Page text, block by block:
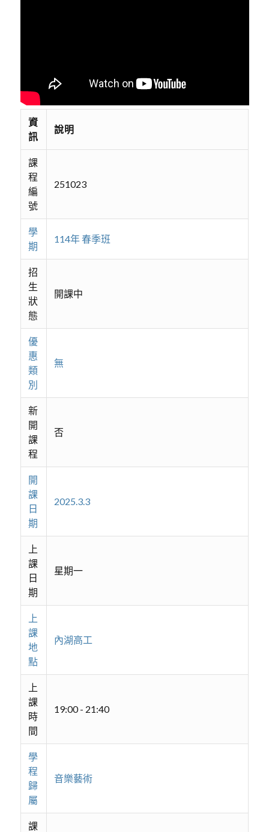
資
訊
說明
課
程
編
號
251023
學
期
114年 春季班
招
生
狀
態
開課中
優
惠
類
別
無
新
開
課
程
否
開
課
日
期
2025.3.3
上
課
日
期
星期一
上
課
地
點
內湖高工
上
課
時
間
19:00 - 21:40
學
程
歸
屬
音樂藝術
課